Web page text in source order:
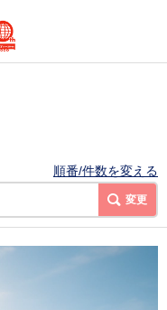
順番/件数を変える
変更